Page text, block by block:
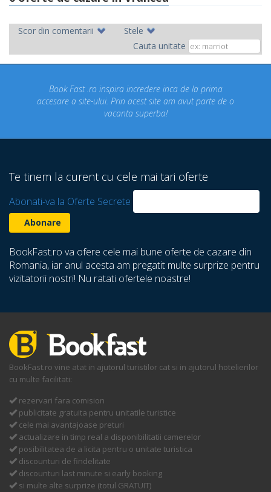
Scor din comentarii
Stele
Cauta unitate
Fast .ro inspira incredere inca de la prima
a site-ului. Prin acest site am avut parte de o
vacanta superba!
Te tinem la curent cu cele mai tari oferte
Abonati-va la Oferte Secrete
BookFast.ro va ofere cele mai bune oferte de cazare din
Romania, iar anul acesta am pregatit multe surprize pentru
vizitatorii nostri! Nu ratati ofertele noastre!
BookFast.ro vine atat in ajutorul turistilor cat si in ajutorul hotelierilor
cu multe facilitati:
rezervari fara comision
publicitate gratuita pentru unitatile turistice
cele mai avantajoase preturi
actualizare in timp real a disponibilitatii camerelor
posibilitatea de a licita pentru o unitate turistica
discounturi de findelitate
discounturi last minute si early booking
si multe alte surprize (totul GRATUIT)